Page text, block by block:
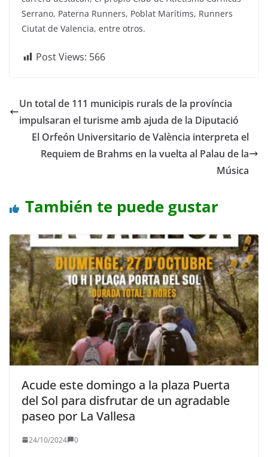
Serrano, Paterna Runners, Poblat Marítims, Runners
Ciutat de Valencia, entre otros.
Post Views: 566
Un total de 111 municipis rurals de la província
impulsaran el turisme amb ajuda de la Diputació
El Orfeón Universitario de València interpreta el
Requiem de Brahms en la vuelta al Palau de la
Música
También te puede gustar
Acude este domingo a la plaza Puerta
del Sol para disfrutar de un agradable
paseo por La Vallesa
24/10/2024 0